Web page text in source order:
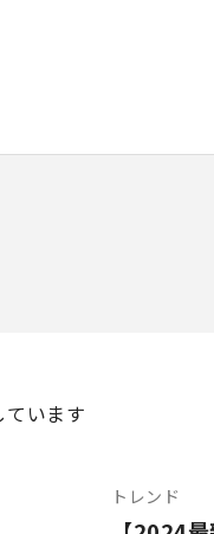
います
トレンド